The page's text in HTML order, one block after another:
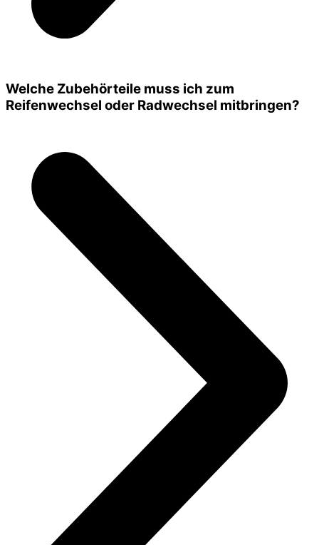
Welche Zubehörteile muss ich zum
Reifenwechsel oder Radwechsel mitbringen?